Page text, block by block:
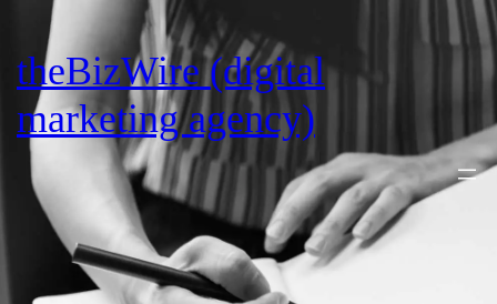
content
theBizWire (digital
marketing agency)